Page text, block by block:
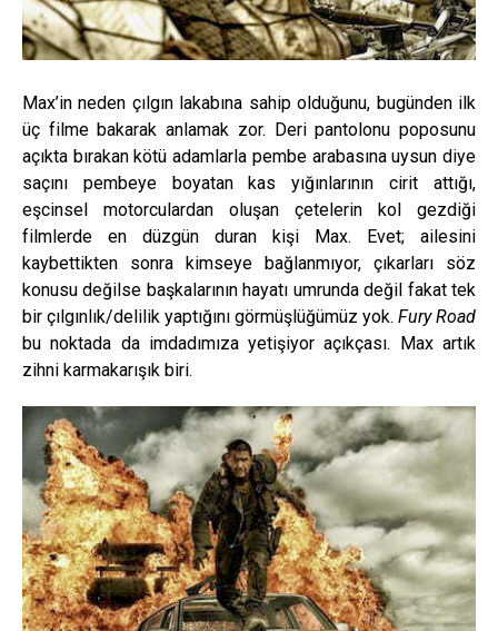
Max’in neden çılgın lakabına sahip olduğunu, bugünden ilk
üç filme bakarak anlamak zor. Deri pantolonu poposunu
açıkta bırakan kötü adamlarla pembe arabasına uysun diye
saçını pembeye boyatan kas yığınlarının cirit attığı,
eşcinsel motorculardan oluşan çetelerin kol gezdiği
filmlerde en düzgün duran kişi Max. Evet; ailesini
kaybettikten sonra kimseye bağlanmıyor, çıkarları söz
konusu değilse başkalarının hayatı umrunda değil fakat tek
bir çılgınlık/delilik yaptığını görmüşlüğümüz yok. Fury Road
bu noktada da imdadımıza yetişiyor açıkçası. Max artık
zihni karmakarışık biri.